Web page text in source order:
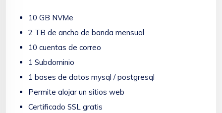
10 GB NVMe
2 TB de ancho de banda mensual
10 cuentas de correo
1 Subdominio
1 bases de datos mysql / postgresql
Permite alojar un sitios web
Certificado SSL gratis